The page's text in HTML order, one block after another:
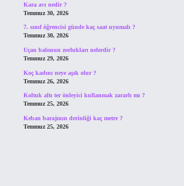
Kara avı nedir ?
Temmuz 30, 2026
7. sınıf öğrencisi günde kaç saat uyumalı ?
Temmuz 30, 2026
Uçan balonun zorlukları nelerdir ?
Temmuz 29, 2026
Koç kadını neye aşık olur ?
Temmuz 26, 2026
Koltuk altı ter önleyici kullanmak zararlı mı ?
Temmuz 25, 2026
Keban barajının derinliği kaç metre ?
Temmuz 25, 2026